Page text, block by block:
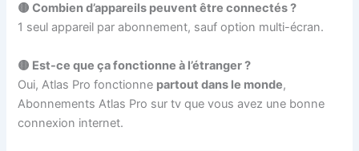
🟡 Combien d’appareils peuvent être connectés ?
1 seul appareil par abonnement, sauf option multi-écran.
🟡 Est-ce que ça fonctionne à l’étranger ?
Oui, Atlas Pro fonctionne partout dans le monde,
Abonnements Atlas Pro sur tv que vous avez une bonne
connexion internet.